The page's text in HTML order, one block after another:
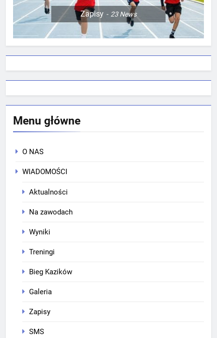
Zapisy 23News
Menu główne
O NAS
WIADOMOŚCI
Aktualności
Na zawodach
Wyniki
Treningi
Bieg Kazików
Galeria
Zapisy
SMS